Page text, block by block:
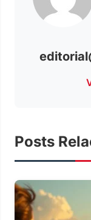
Posts